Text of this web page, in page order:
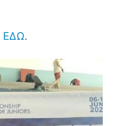
ΕΔΩ.